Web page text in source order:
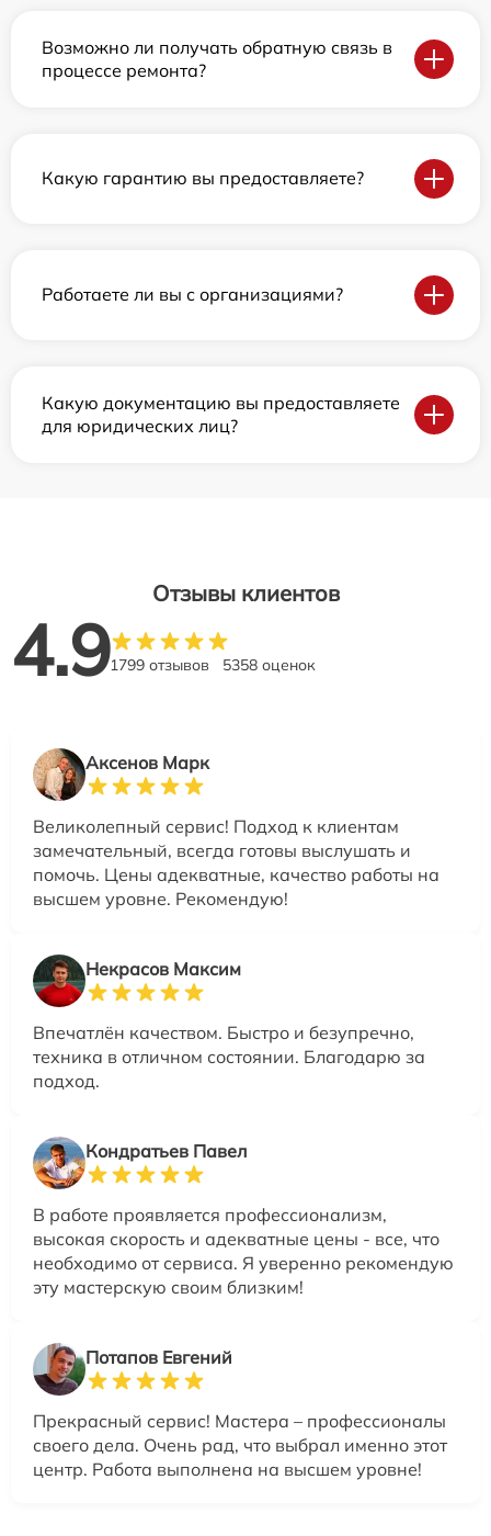
Возможно ли получать обратную связь в
процессе ремонта?
Какую гарантию вы предоставляете?
Работаете ли вы с организациями?
Какую документацию вы предоставляете
для юридических лиц?
Отзывы клиентов
4.91799 отзывов 5358 оценок
Аксенов Марк
Великолепный сервис! Подход к клиентам
замечательный, всегда готовы выслушать и
помочь. Цены адекватные, качество работы на
высшем уровне. Рекомендую!
Некрасов Максим
Впечатлён качеством. Быстро и безупречно,
техника в отличном состоянии. Благодарю за
подход.
Кондратьев Павел
В работе проявляется профессионализм,
высокая скорость и адекватные цены - все, что
необходимо от сервиса. Я уверенно рекомендую
эту мастерскую своим близким!
Потапов Евгений
Прекрасный сервис! Мастера – профессионалы
своего дела. Очень рад, что выбрал именно этот
центр. Работа выполнена на высшем уровне!